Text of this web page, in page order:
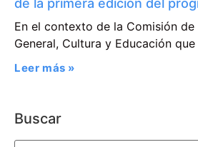
de la primera edición del
En el contexto de la Comisión de
General, Cultura y Educación
Leer más »
Buscar